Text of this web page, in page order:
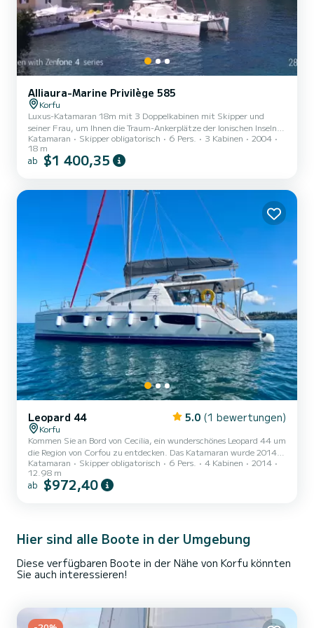
Alliaura-Marine Privilège 585
Korfu
Luxus-Katamaran 18m mit 3 Doppelkabinen mit Skipper und
seiner Frau, um Ihnen die Traum-Ankerplätze der Ionischen Inseln
zu zeigen. | 4,4m Beiboot mit 20 PS Motor. | Mit allen
Navigations- und Komfortoptionen. | Private Doppelkabinen mit
WC, Jet-Dusche. | Verpflegung und Hafenplätze auf eigene Kosten
Katamaran Skipper obligatorisch 6 Pers. 3 Kabinen
2004
18 m
ab $1 400,35
Leopard 44 5.0 (1 bewertungen)
Korfu
Kommen Sie an Bord von Cecilia, ein wunderschönes Leopard 44 um
die Region von Corfou zu entdecken. Das Katamaran wurde 2014
gebaut und verspricht hohen Komfort auf See. Das Boot hat 4
Kabinen mit allem Komfort und eine Kapazität von 6 Personen. Mit
einer Gesamtlänge von 13 Metern wird es Ihr perfekter Begleiter
Katamaran Skipper obligatorisch 6 Pers. 4 Kabinen
2014
12.98 m
ab $972,40
Hier sind alle Boote in der Umgebung
Diese verfügbaren Boote in der Nähe von Korfu könnten
Sie auch interessieren!